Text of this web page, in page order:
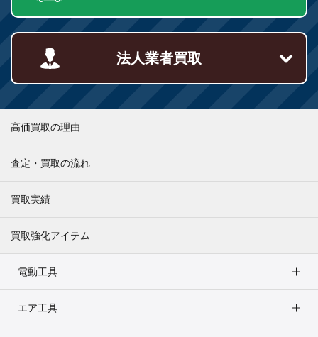
法人業者買取
高価買取の理由
査定・買取の流れ
買取実績
買取強化アイテム
電動工具
エア工具